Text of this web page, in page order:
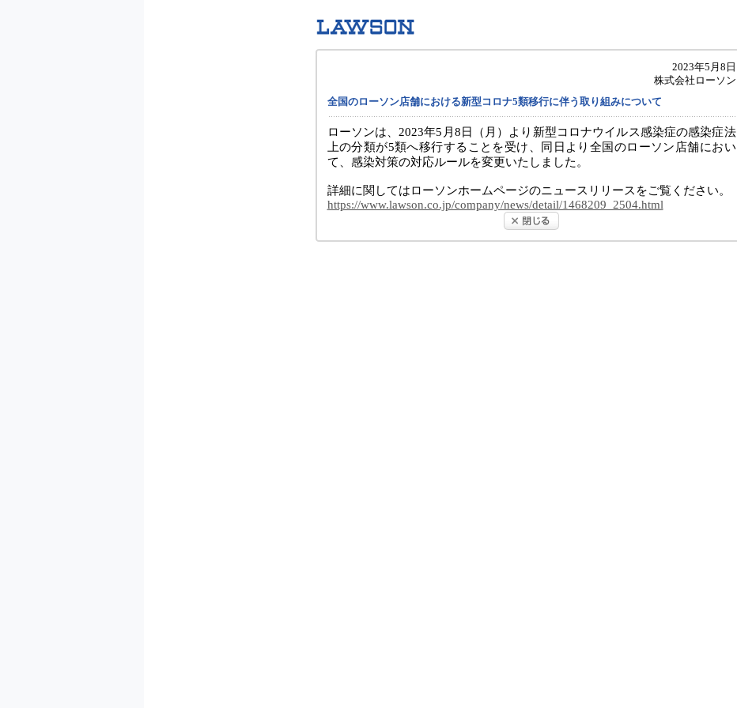
2023年5月8日
株式会社ローソン
全国のローソン店舗における新型コロナ5類移行に伴う取り組みについて
ローソンは、2023年5月8日（月）より新型コロナウイルス感染症の感染症法
上の分類が5類へ移行することを受け、同日より全国のローソン店舗におい
て、感染対策の対応ルールを変更いたしました。
詳細に関してはローソンホームページのニュースリリースをご覧ください。
https://www.lawson.co.jp/company/news/detail/1468209_2504.html